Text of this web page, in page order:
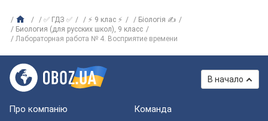
✅ ГДЗ ✅ ⚡ 9 клас ⚡
Біологія ✍
Биология (для русских школ), 9 класс
Лабораторная работа № 4. Восприятие времени
В начало
Про компанію Команда